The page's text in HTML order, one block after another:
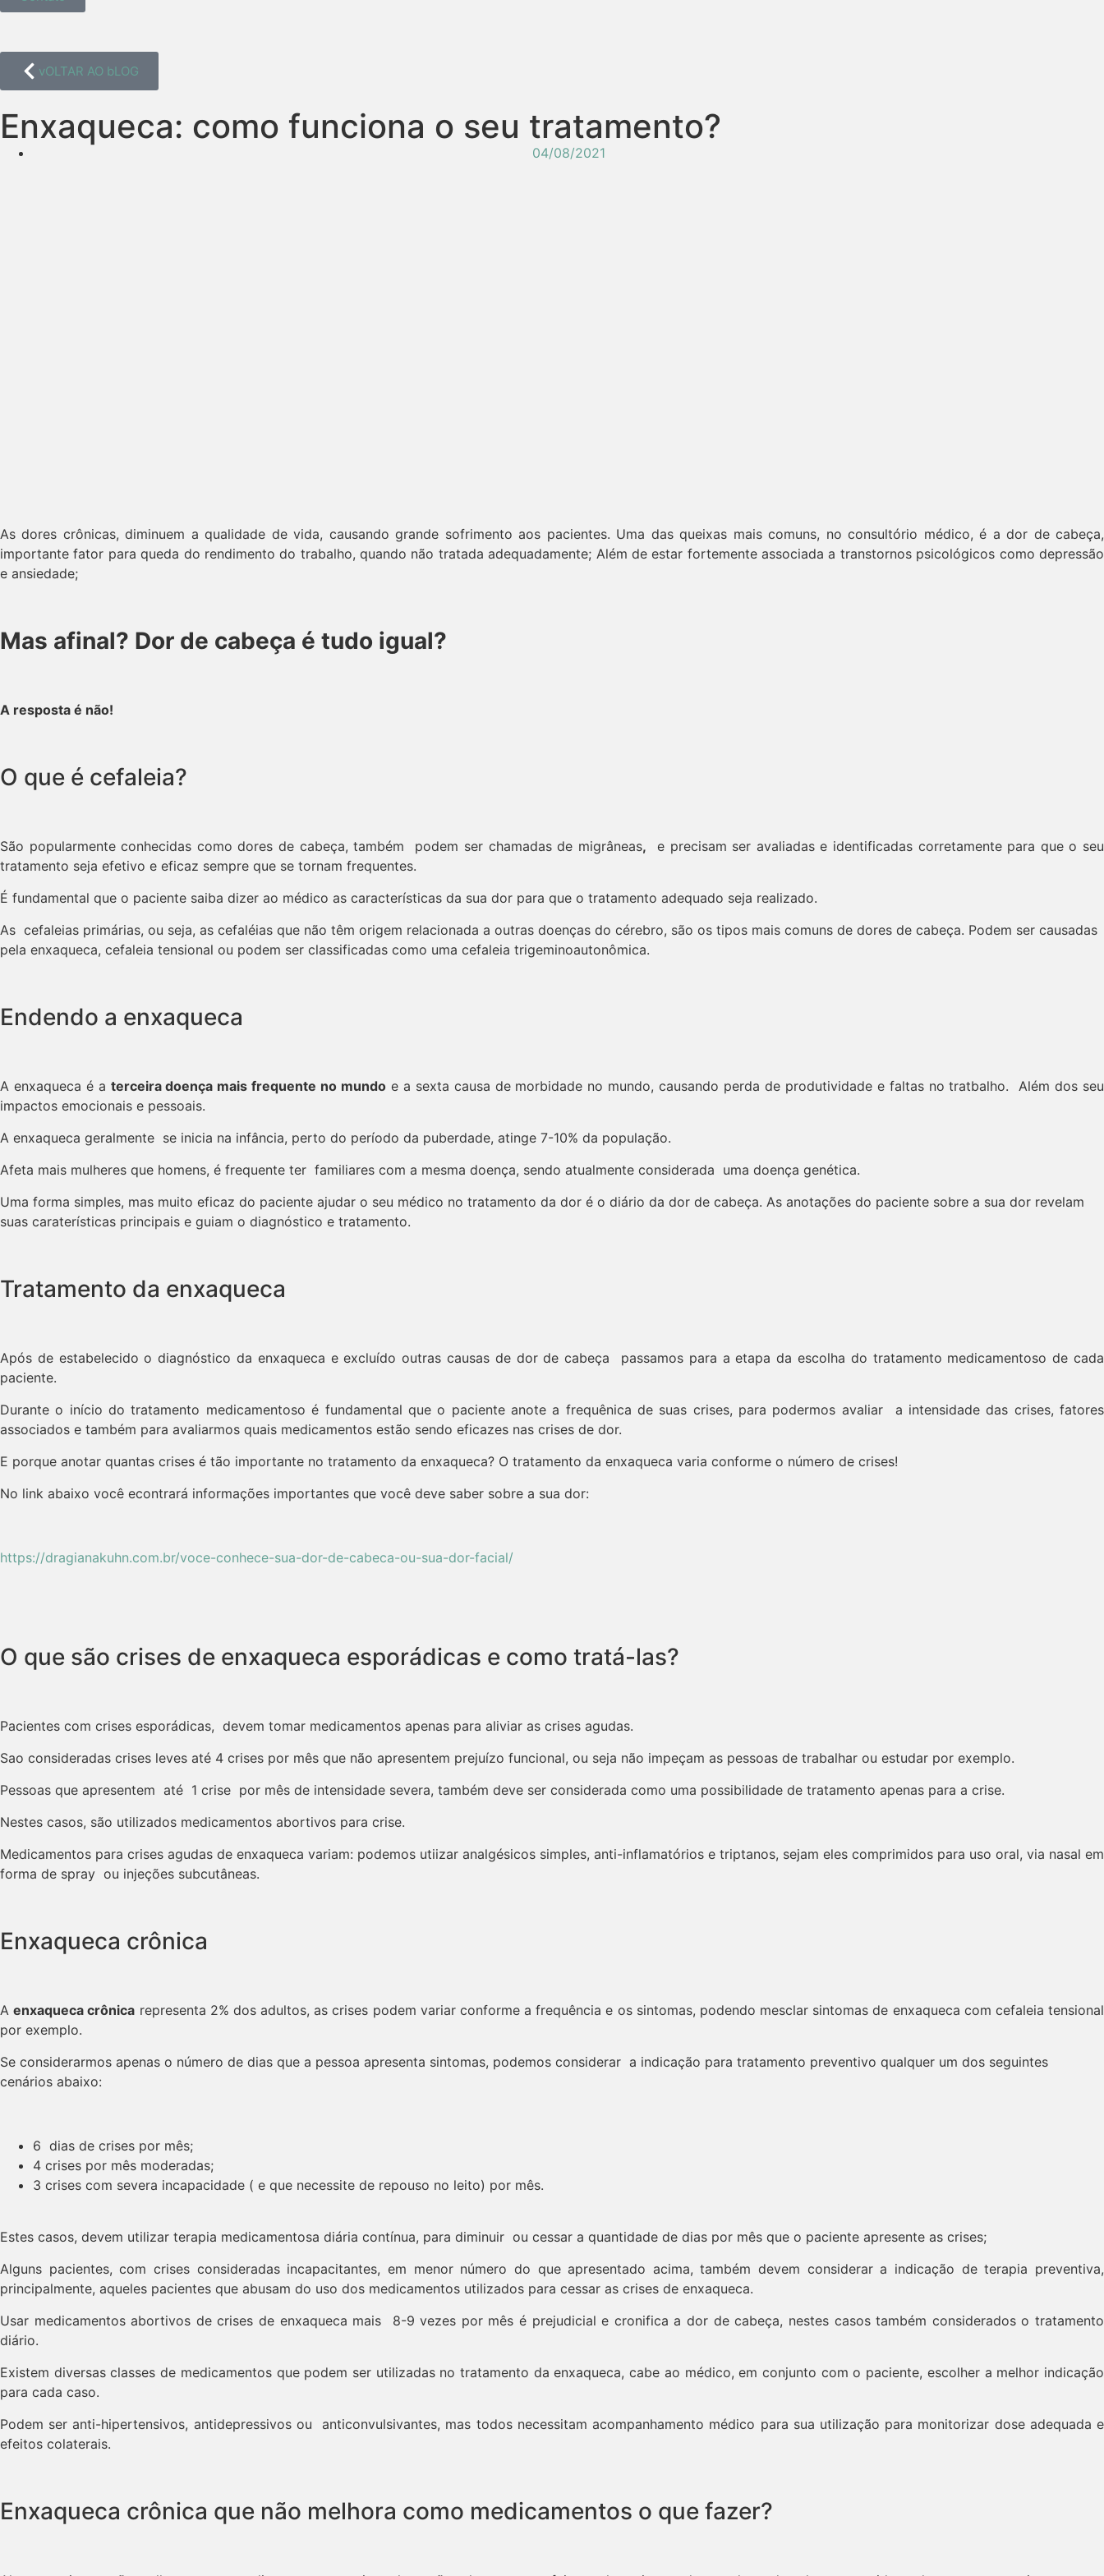
vOLTAR AO bLOG
Enxaqueca: como funciona o seu tratamento?
04/08/2021
As dores crônicas, diminuem a qualidade de vida, causando grande sofrimento aos pacientes. Uma das queixas mais comuns, no consultório médico, é a dor de cabeça,
importante fator para queda do rendimento do trabalho, quando não tratada adequadamente; Além de estar fortemente associada a transtornos psicológicos como depressão
e ansiedade;
Mas afinal? Dor de cabeça é tudo igual?
A resposta é não!
O que é cefaleia?
São popularmente conhecidas como dores de cabeça, também podem ser chamadas de migrâneas, e precisam ser avaliadas e identificadas corretamente para que o seu
tratamento seja efetivo e eficaz sempre que se tornam frequentes.
É fundamental que o paciente saiba dizer ao médico as características da sua dor para que o tratamento adequado seja realizado.
As cefaleias primárias, ou seja, as cefaléias que não têm origem relacionada a outras doenças do cérebro, são os tipos mais comuns de dores de cabeça. Podem ser causadas
pela enxaqueca, cefaleia tensional ou podem ser classificadas como uma cefaleia trigeminoautonômica.
Endendo a enxaqueca
A enxaqueca é a terceira doença mais frequente no mundo e a sexta causa de morbidade no mundo, causando perda de produtividade e faltas no tratbalho. Além dos seu
impactos emocionais e pessoais.
A enxaqueca geralmente se inicia na infância, perto do período da puberdade, atinge 7-10% da população.
Afeta mais mulheres que homens, é frequente ter familiares com a mesma doença, sendo atualmente considerada uma doença genética.
Uma forma simples, mas muito eficaz do paciente ajudar o seu médico no tratamento da dor é o diário da dor de cabeça. As anotações do paciente sobre a sua dor revelam
suas caraterísticas principais e guiam o diagnóstico e tratamento.
Tratamento da enxaqueca
Após de estabelecido o diagnóstico da enxaqueca e excluído outras causas de dor de cabeça passamos para a etapa da escolha do tratamento medicamentoso de cada
paciente.
Durante o início do tratamento medicamentoso é fundamental que o paciente anote a frequênica de suas crises, para podermos avaliar a intensidade das crises, fatores
associados e também para avaliarmos quais medicamentos estão sendo eficazes nas crises de dor.
E porque anotar quantas crises é tão importante no tratamento da enxaqueca? O tratamento da enxaqueca varia conforme o número de crises!
No link abaixo você econtrará informações importantes que você deve saber sobre a sua dor:
https://dragianakuhn.com.br/voce-conhece-sua-dor-de-cabeca-ou-sua-dor-facial/
O que são crises de enxaqueca esporádicas e como tratá-las?
Pacientes com crises esporádicas, devem tomar medicamentos apenas para aliviar as crises agudas.
Sao consideradas crises leves até 4 crises por mês que não apresentem prejuízo funcional, ou seja não impeçam as pessoas de trabalhar ou estudar por exemplo.
Pessoas que apresentem até 1 crise por mês de intensidade severa, também deve ser considerada como uma possibilidade de tratamento apenas para a crise.
Nestes casos, são utilizados medicamentos abortivos para crise.
Medicamentos para crises agudas de enxaqueca variam: podemos utiizar analgésicos simples, anti-inflamatórios e triptanos, sejam eles comprimidos para uso oral, via nasal em
forma de spray ou injeções subcutâneas.
Enxaqueca crônica
Aenxaqueca crônica representa 2% dos adultos, as crises podem variar conforme a frequência e os sintomas, podendo mesclar sintomas de enxaqueca com cefaleia tensional
por exemplo.
Se considerarmos apenas o número de dias que a pessoa apresenta sintomas, podemos considerar a indicação para tratamento preventivo qualquer um dos seguintes
cenários abaixo:
6 dias de crises por mês;
4 crises por mês moderadas;
3 crises com severa incapacidade ( e que necessite de repouso no leito) por mês.
Estes casos, devem utilizar terapia medicamentosa diária contínua, para diminuir ou cessar a quantidade de dias por mês que o paciente apresente as crises;
Alguns pacientes, com crises consideradas incapacitantes, em menor número do que apresentado acima, também devem considerar a indicação de terapia preventiva,
principalmente, aqueles pacientes que abusam do uso dos medicamentos utilizados para cessar as crises de enxaqueca.
Usar medicamentos abortivos de crises de enxaqueca mais 8-9 vezes por mês é prejudicial e cronifica a dor de cabeça, nestes casos também considerados o tratamento
diário.
Existem diversas classes de medicamentos que podem ser utilizadas no tratamento da enxaqueca, cabe ao médico, em conjunto com o paciente, escolher a melhor indicação
para cada caso.
Podem ser anti-hipertensivos, antidepressivos ou anticonvulsivantes, mas todos necessitam acompanhamento médico para sua utilização para monitorizar dose adequada e
efeitos colaterais.
Enxaqueca crônica que não melhora como medicamentos o que fazer?